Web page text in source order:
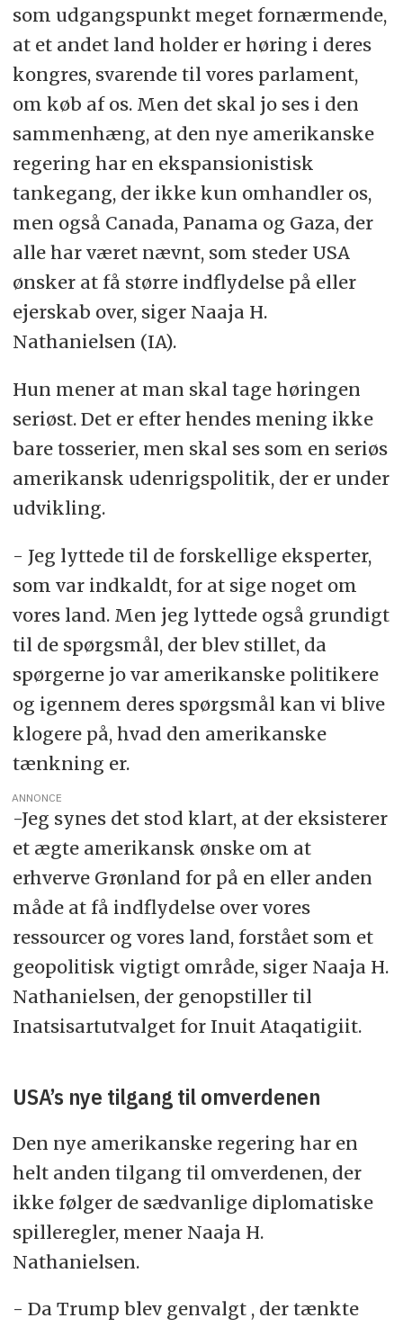
som udgangspunkt meget fornærmende,
at et andet land holder er høring i deres
kongres, svarende til vores parlament,
om køb af os. Men det skal jo ses i den
sammenhæng, at den nye amerikanske
regering har en ekspansionistisk
tankegang, der ikke kun omhandler os,
men også Canada, Panama og Gaza, der
alle har været nævnt, som steder USA
ønsker at få større indflydelse på eller
ejerskab over, siger Naaja H.
Nathanielsen (IA).
Hun mener at man skal tage høringen
seriøst. Det er efter hendes mening ikke
bare tosserier, men skal ses som en seriøs
amerikansk udenrigspolitik, der er under
udvikling.
- Jeg lyttede til de forskellige eksperter,
som var indkaldt, for at sige noget om
vores land. Men jeg lyttede også grundigt
til de spørgsmål, der blev stillet, da
spørgerne jo var amerikanske politikere
og igennem deres spørgsmål kan vi blive
klogere på, hvad den amerikanske
tænkning er.
ANNONCE
-Jeg synes det stod klart, at der eksisterer
et ægte amerikansk ønske om at
erhverve Grønland for på en eller anden
måde at få indflydelse over vores
ressourcer og vores land, forstået som et
geopolitisk vigtigt område, siger Naaja H.
Nathanielsen, der genopstiller til
Inatsisartutvalget for Inuit Ataqatigiit.
USA’s nye tilgang til omverdenen
Den nye amerikanske regering har en
helt anden tilgang til omverdenen, der
ikke følger de sædvanlige diplomatiske
spilleregler, mener Naaja H.
Nathanielsen.
- Da Trump blev genvalgt , der tænkte